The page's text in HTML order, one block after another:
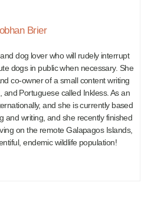
Brier
dog lover who will rudely interrupt
dogs in public when necessary. She
co-owner of a small content writing
and Portuguese called Inkless. As an
and she is currently based
and writing, and she recently finished
on the remote Galapagos Islands,
endemic wildlife population!